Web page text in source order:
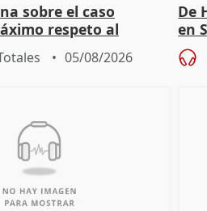
sobre el caso
respeto al
05/08/2026
De
en